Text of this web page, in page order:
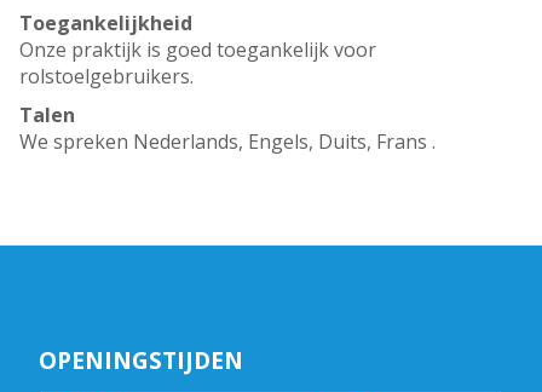
Toegankelijkheid
Onze praktijk is goed toegankelijk voor
rolstoelgebruikers.
Talen
We spreken Nederlands, Engels, Duits, Frans .
OPENINGSTIJDEN